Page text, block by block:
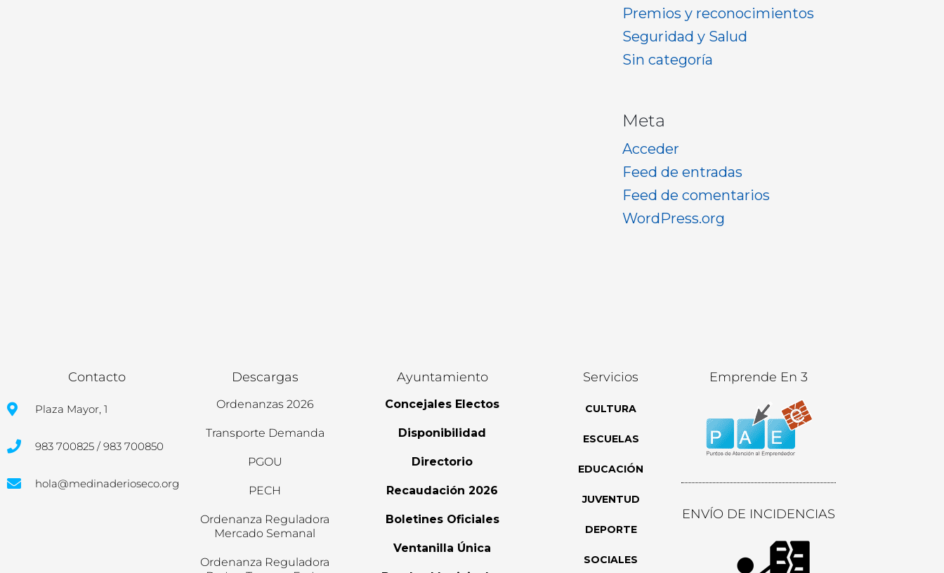
Premios y reconocimientos
Seguridad y Salud
Sin categoría
Meta
Acceder
Feed de entradas
Feed de comentarios
WordPress.org
Contacto
Plaza Mayor, 1
983 700825 / 983 700850
hola@medinaderioseco.org
Descargas
Ordenanzas 2026
Transporte Demanda
PGOU
PECH
Ordenanza Reguladora
Mercado Semanal
Ordenanza Reguladora
Ayuntamiento
Concejales Electos
Disponibilidad
Directorio
Recaudación 2026
Boletines Oficiales
Ventanilla Única
Servicios
CULTURA
ESCUELAS
EDUCACIÓN
JUVENTUD
DEPORTE
SOCIALES
Emprende En 3
ENVÍO DE INCIDENCIAS